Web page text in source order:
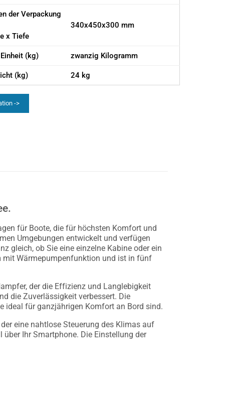
der Verpackung
x Tiefe
340x450x300 mm
(kg) zwanzig Kilogramm
(kg) 24 kg
->
für Boote, die für höchsten Komfort und
Umgebungen entwickelt und verfügen
gleich, ob Sie eine einzelne Kabine oder ein
mit Wärmepumpenfunktion und ist in fünf
der die Effizienz und Langlebigkeit
die Zuverlässigkeit verbessert. Die
ideal für ganzjährigen Komfort an Bord sind.
eine nahtlose Steuerung des Klimas auf
Ihr Smartphone. Die Einstellung der